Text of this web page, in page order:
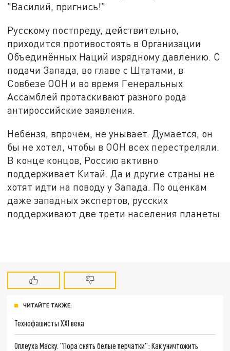
"Василий, пригнись!"
Русскому постпреду, действительно,
приходится противостоять в Организации
Объединённых Наций изрядному давлению. С
подачи Запада, во главе с Штатами, в
Совбезе ООН и во время Генеральных
Ассамблей протаскивают разного рода
антироссийские заявления.
Небензя, впрочем, не унывает. Думается, он
бы не хотел, чтобы в ООН всех перестреляли.
В конце концов, Россию активно
поддерживает Китай. Да и другие страны не
хотят идти на поводу у Запада. По оценкам
даже западных экспертов, русских
поддерживают две трети населения планеты.
ЧИТАЙТЕ ТАКЖЕ:
Технофашисты XXI века
Оплеуха Маску. "Пора снять белые перчатки": Как уничтожить